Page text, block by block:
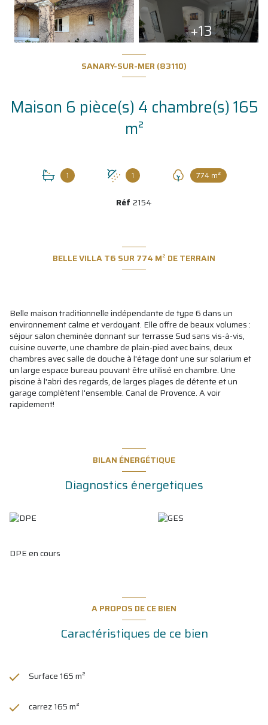
+13
SANARY-SUR-MER (83110)
Maison 6 pièce(s) 4 chambre(s) 165
m²
1 1 774 m²
Réf 2154
BELLE VILLA T6 SUR 774 M² DE TERRAIN
Belle maison traditionnelle indépendante de type 6 dans un
environnement calme et verdoyant. Elle offre de beaux volumes :
séjour salon cheminée donnant sur terrasse Sud sans vis-à-vis,
cuisine ouverte, une chambre de plain-pied avec bains, deux
chambres avec salle de douche à l'étage dont une sur solarium et
un large espace bureau pouvant être utilisé en chambre. Une
piscine à l'abri des regards, de larges plages de détente et un
garage complètent l'ensemble. Canal de Provence. A voir
rapidement!
BILAN ÉNERGÉTIQUE
Diagnostics énergetiques
DPE en cours
A PROPOS DE CE BIEN
Caractéristiques de ce bien
Surface 165 m²
carrez 165 m²